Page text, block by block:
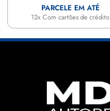
PARCELE EM ATÉ
12x Com cartões de crédito